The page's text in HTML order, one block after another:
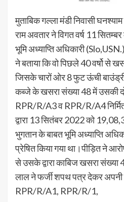
मुताबिक गल्ला मंडी निवासी
राम अवतार ने विगत वर्ष 11
भूमि अध्याप्ति अधिकारी
ने बताया कि वो पिछले 40 वर्षो से
जिसके चारों ओर 8 फुट ऊंची
कब्जे के खसरा संख्या 48 में उसकी
RPR/R/A3 व RPR/R/A4 निर्मित
द्वारा 13 सितंबर 2022 को
भुगतान के बाबत भूमि अध्याप्ति
प्रेषित किया गया था।पीड़ित ने
से उसके द्वारा काबिज खसरा संख्या
लाल ने फर्जी शपथ पत्र देकर
RPR/R/A1, RPR/R/1,